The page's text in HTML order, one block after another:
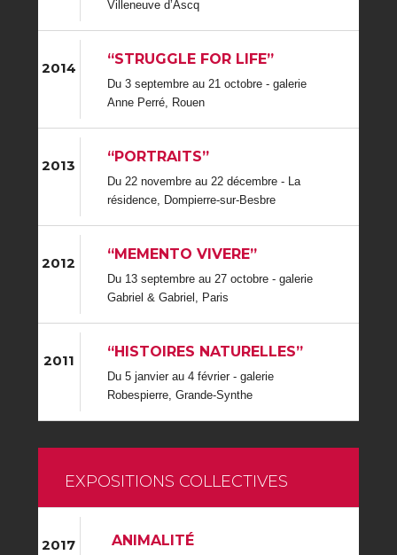
Villeneuve d’Ascq
2014
“STRUGGLE FOR LIFE”
Du 3 septembre au 21 octobre - galerie
Anne Perré, Rouen
2013
“PORTRAITS”
Du 22 novembre au 22 décembre - La
résidence, Dompierre-sur-Besbre
2012
“MEMENTO VIVERE”
Du 13 septembre au 27 octobre - galerie
Gabriel & Gabriel, Paris
2011
“HISTOIRES NATURELLES”
Du 5 janvier au 4 février - galerie
Robespierre, Grande-Synthe
EXPOSITIONS COLLECTIVES
2017 ANIMALITÉ